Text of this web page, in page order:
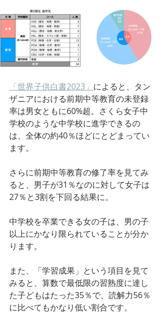
「世界子供白書2023」 によると、タン
ザニアにおける前期中等教育の未登録
率は男女ともに60%超。さくら女子中
学校のような中学校に進学できるの
は、全体の約40％ほどにとどまってい
ます。
さらに前期中等教育の修了率を見てみ
ると、男子が31％なのに対して女子は
27％と3割を下回る結果に。
中学校を卒業できる女の子は、男の子
以上にかなり限られていることが分か
ります。
また、「学習成果」という項目を見て
みると、算数で最低限の習熟度に達し
た子どもはたった35％で、読解力56％
に比べてもかなり低い割合です。